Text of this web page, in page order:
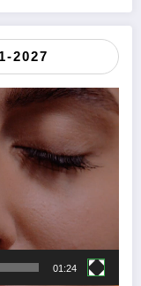
2027
01:24